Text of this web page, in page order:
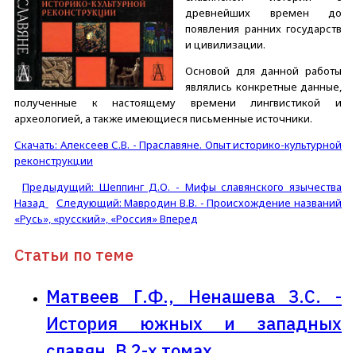
древнейших времен до
появления ранних государств
и цивилизации.
Основой для данной работы
являлись конкретные данные,
полученные к настоящему времени лингвистикой и
археологией, а также имеющиеся письменные источники.
Скачать: Алексеев С.В. - Праславяне. Опыт историко-культурной
реконструкции
Предыдущий: Шеппинг Д.О. - Мифы славянского язычества
Назад
Следующий: Мавродин В.В. - Происхождение названий
«Русь», «русский», «Россия»Вперед
Статьи по теме
Матвеев Г.Ф., Ненашева З.С. -
История южных и западных